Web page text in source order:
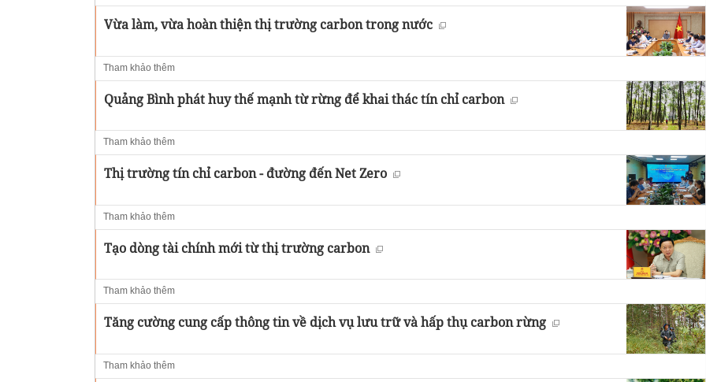
Vừa làm, vừa hoàn thiện thị trường carbon trong nước
Tham khảo thêm
Quảng Bình phát huy thế mạnh từ rừng để khai thác tín chỉ carbon
Tham khảo thêm
Thị trường tín chỉ carbon - đường đến Net Zero
Tham khảo thêm
Tạo dòng tài chính mới từ thị trường carbon
Tham khảo thêm
Tăng cường cung cấp thông tin về dịch vụ lưu trữ và hấp thụ carbon rừng
Tham khảo thêm